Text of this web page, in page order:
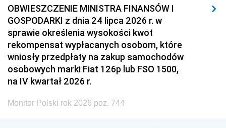
OBWIESZCZENIE MINISTRA FINANSÓW I
GOSPODARKI z dnia 24 lipca 2026 r. w
sprawie określenia wysokości kwot
rekompensat wypłacanych osobom, które
wniosły przedpłaty na zakup samochodów
osobowych marki Fiat 126p lub FSO 1500,
na IV kwartał 2026 r.
Monitor Polski rok 2026 poz. 744